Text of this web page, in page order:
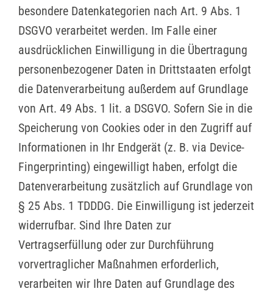
besondere Datenkategorien nach Art. 9 Abs. 1
DSGVO verarbeitet werden. Im Falle einer
ausdrücklichen Einwilligung in die Übertragung
personenbezogener Daten in Drittstaaten erfolgt
die Datenverarbeitung außerdem auf Grundlage
von Art. 49 Abs. 1 lit. a DSGVO. Sofern Sie in die
Speicherung von Cookies oder in den Zugriff auf
Informationen in Ihr Endgerät (z. B. via Device-
Fingerprinting) eingewilligt haben, erfolgt die
Datenverarbeitung zusätzlich auf Grundlage von
§ 25 Abs. 1 TDDDG. Die Einwilligung ist jederzeit
widerrufbar. Sind Ihre Daten zur
Vertragserfüllung oder zur Durchführung
vorvertraglicher Maßnahmen erforderlich,
verarbeiten wir Ihre Daten auf Grundlage des